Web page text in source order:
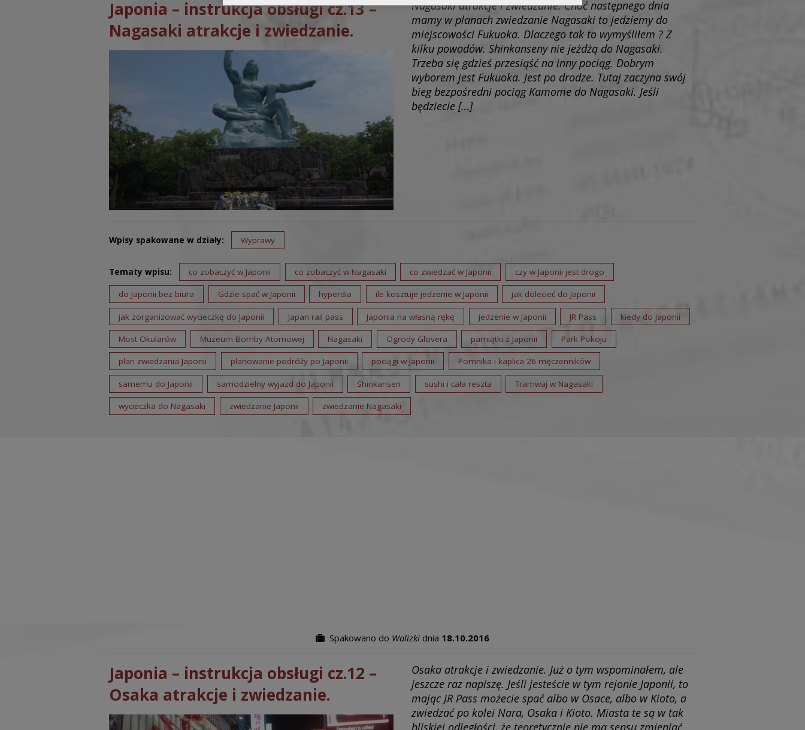
Japonia – instrukcja obsługi cz.13 –
Nagasaki atrakcje i zwiedzanie.
Nagasaki atrakcje i zwiedzanie. Choć następnego dnia
mamy w planach zwiedzanie Nagasaki to jedziemy do
miejscowości Fukuoka. Dlaczego tak to wymyśliłem ? Z
kilku powodów. Shinkanseny nie jeżdżą do Nagasaki.
Trzeba się gdzieś przesiąść na inny pociąg. Dobrym
wyborem jest Fukuoka. Jest po drodze. Tutaj zaczyna swój
bieg bezpośredni pociąg Kamome do Nagasaki. Jeśli
będziecie […]
Wpisy spakowane w działy: Wyprawy
Tematy wpisu: co zobaczyć w Japonii co zobaczyć w Nagasaki co zwiedzać w Japonii czy w Japonii jest drogo
do Japonii bez biura Gdzie spać w Japonii hyperdia ile kosztuje jedzenie w Japonii jak dolecieć do Japonii
jak zorganizować wycieczkę do Japonii Japan rail pass Japonia na własną rękę jedzenie w Japonii JR Pass kiedy do Japonii
Most Okularów Muzeum Bomby Atomowej Nagasaki Ogrody Glovera pamiątki z Japonii Park Pokoju
plan zwiedzania Japonii planowanie podróży po Japonii pociągi w Japonii Pomnika i kaplica 26 męczenników
samemu do Japonii samodzielny wyjazd do Japonii Shinkansen sushi i cała reszta Tramwaj w Nagasaki
wycieczka do Nagasaki zwiedzanie Japonii zwiedzanie Nagasaki
Spakowano do Walizki dnia 18.10.2016
Japonia – instrukcja obsługi cz.12 –
Osaka atrakcje i zwiedzanie.
Osaka atrakcje i zwiedzanie. Już o tym wspominałem, ale
jeszcze raz napiszę. Jeśli jesteście w tym rejonie Japonii, to
mając JR Pass możecie spać albo w Osace, albo w Kioto, a
zwiedzać po kolei Nara, Osaka i Kioto. Miasta te są w tak